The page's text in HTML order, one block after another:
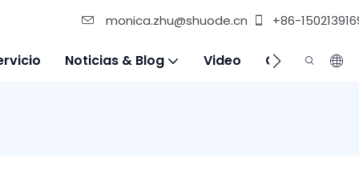
monica.zhu@shuode.cn +86-
Noticias & Blog Video Contáctenos